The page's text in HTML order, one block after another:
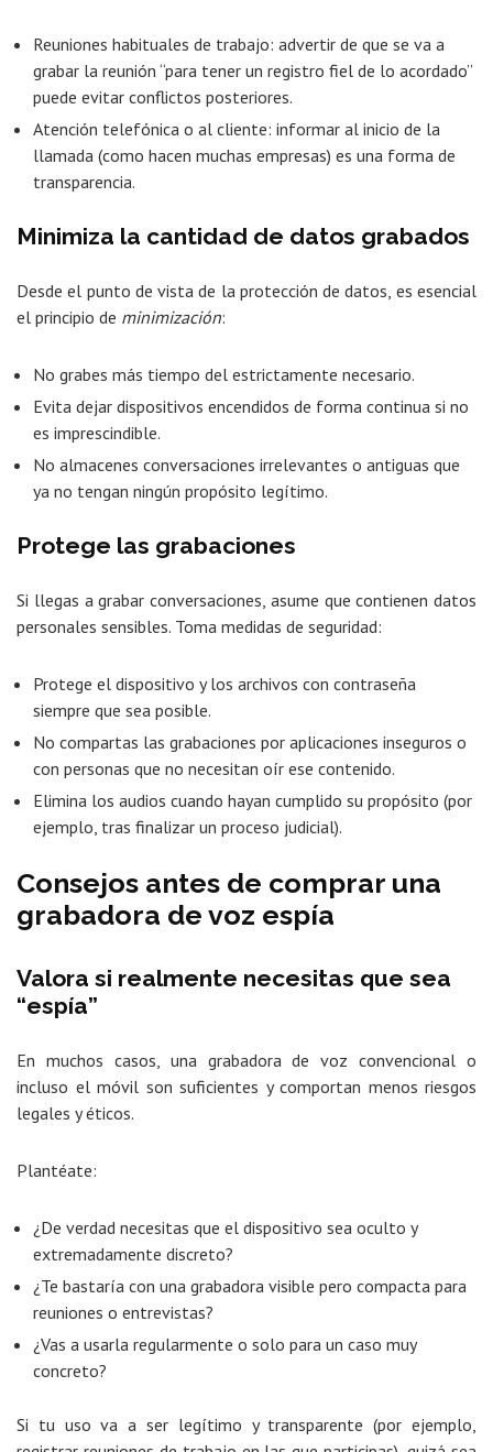
Reuniones habituales de trabajo: advertir de que se va a
grabar la reunión “para tener un registro fiel de lo acordado”
puede evitar conflictos posteriores.
Atención telefónica o al cliente: informar al inicio de la
llamada (como hacen muchas empresas) es una forma de
transparencia.
Minimiza la cantidad de datos grabados
Desde el punto de vista de la protección de datos, es esencial
el principio de minimización:
No grabes más tiempo del estrictamente necesario.
Evita dejar dispositivos encendidos de forma continua si no
es imprescindible.
No almacenes conversaciones irrelevantes o antiguas que
ya no tengan ningún propósito legítimo.
Protege las grabaciones
Si llegas a grabar conversaciones, asume que contienen datos
personales sensibles. Toma medidas de seguridad:
Protege el dispositivo y los archivos con contraseña
siempre que sea posible.
No compartas las grabaciones por aplicaciones inseguros o
con personas que no necesitan oír ese contenido.
Elimina los audios cuando hayan cumplido su propósito (por
ejemplo, tras finalizar un proceso judicial).
Consejos antes de comprar una
grabadora de voz espía
Valora si realmente necesitas que sea
“espía”
En muchos casos, una grabadora de voz convencional o
incluso el móvil son suficientes y comportan menos riesgos
legales y éticos.
Plantéate:
¿De verdad necesitas que el dispositivo sea oculto y
extremadamente discreto?
¿Te bastaría con una grabadora visible pero compacta para
reuniones o entrevistas?
¿Vas a usarla regularmente o solo para un caso muy
concreto?
Si tu uso va a ser legítimo y transparente (por ejemplo,